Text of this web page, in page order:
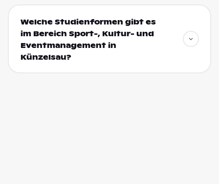
Welche Studienformen gibt es
im Bereich Sport-, Kultur- und
Eventmanagement in
Künzelsau?